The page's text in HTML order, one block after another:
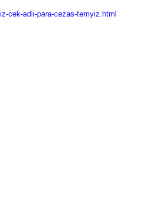
cek-adli-para-cezas-temyiz.html